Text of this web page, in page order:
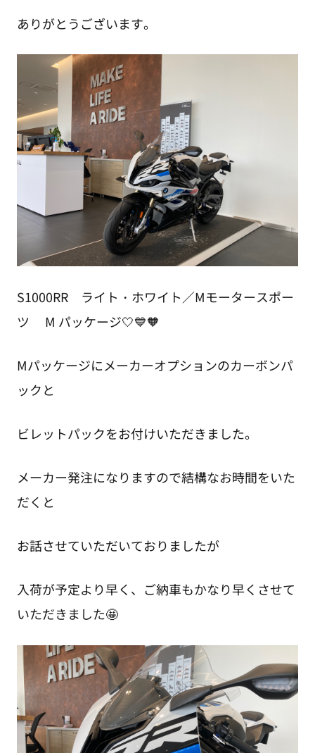
ありがとうございます。
S1000RR ライト・ホワイト／Mモータースポー
ツ M パッケージ🤍💙🧡
Mパッケージにメーカーオプションのカーボンパ
ックと
ビレットパックをお付けいただきました。
メーカー発注になりますので結構なお時間をいた
だくと
お話させていただいておりましたが
入荷が予定より早く、ご納車もかなり早くさせて
いただきました🤩